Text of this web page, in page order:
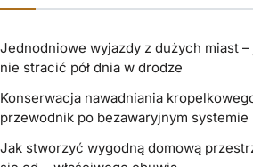
Jednodniowe wyjazdy z dużych miast
nie stracić pół dnia w drodze
Konserwacja nawadniania
przewodnik po bezawaryjnym systemie
Jak stworzyć wygodną domową